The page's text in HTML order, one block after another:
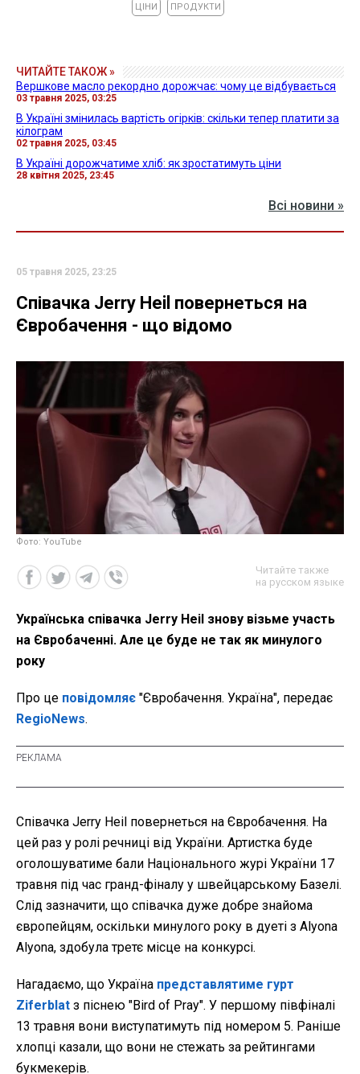
ЦІНИ ПРОДУКТИ
ЧИТАЙТЕ ТАКОЖ »
Вершкове масло рекордно дорожчає: чому це відбувається
03 травня 2025, 03:25
В Україні змінилась вартість огірків: скільки тепер платити за
кілограм
02 травня 2025, 03:45
В Україні дорожчатиме хліб: як зростатимуть ціни
28 квітня 2025, 23:45
Всі новини »
05 травня 2025, 23:25
Співачка Jerry Heil повернеться на
Євробачення - що відомо
Фото: YouTube
Читайте также
на русском языке
Українська співачка Jerry Heil знову візьме участь
на Євробаченні. Але це буде не так як минулого
року
Про це повідомляє "Євробачення. Україна", передає
RegioNews.
Співачка Jerry Heil повернеться на Євробачення. На
цей раз у ролі речниці від України. Артистка буде
оголошуватиме бали Національного журі України 17
травня під час гранд-фіналу у швейцарському Базелі.
Слід зазначити, що співачка дуже добре знайома
європейцям, оскільки минулого року в дуеті з Alyona
Alyona, здобула третє місце на конкурсі.
Нагадаємо, що Україна представлятиме гурт
Ziferblat з піснею "Bird of Pray". У першому півфіналі
13 травня вони виступатимуть під номером 5. Раніше
хлопці казали, що вони не стежать за рейтингами
букмекерів.